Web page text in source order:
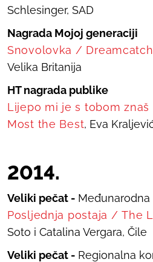
Schlesinger, SAD
Nagrada Mojoj generaciji
Snovolovka /
Velika Britanija
HT nagrada publike
Lijepo mi je s tobom znaš
Most the Best, Eva
2014.
Veliki pečat -
Posljednja postaja /The
Soto i Catalina Vergara, Čile
Veliki pečat - Regionalna